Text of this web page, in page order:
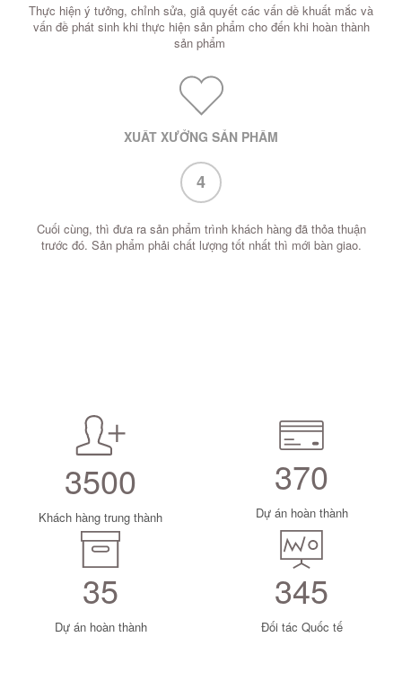
Thực hiện ý tưởng, chỉnh sửa, giả quyết các vấn dề khuất mắc và
vấn đề phát sinh khi thực hiện sản phẩm cho đến khi hoàn thành
sản phẩm
XUẤT XƯỞNG SẢN PHẨM
4
Cuối cùng, thì đưa ra sản phẩm trình khách hàng đã thỏa thuận
trước đó. Sản phẩm phải chất lượng tốt nhất thì mới bàn giao.
3500
Khách hàng trung thành
370
Dự án hoàn thành
35
Dự án hoàn thành
345
Đối tác Quốc tế